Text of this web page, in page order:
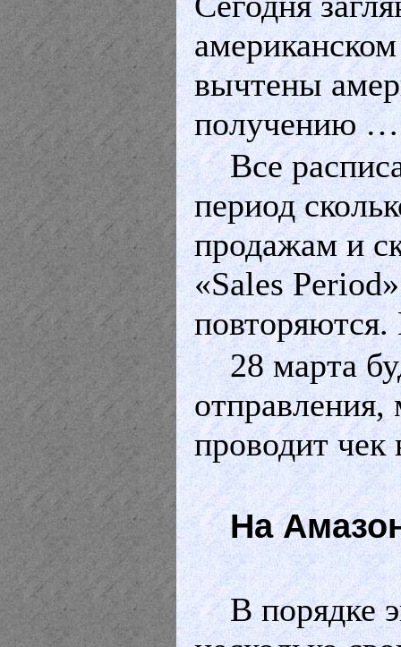
вычтены
получению …
Все
период
продажам и
«Sales
28 марта
отправления,
проводит чек
На
В порядке